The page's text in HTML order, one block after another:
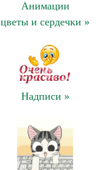
Анимации
цветы и сердечки »
Надписи »